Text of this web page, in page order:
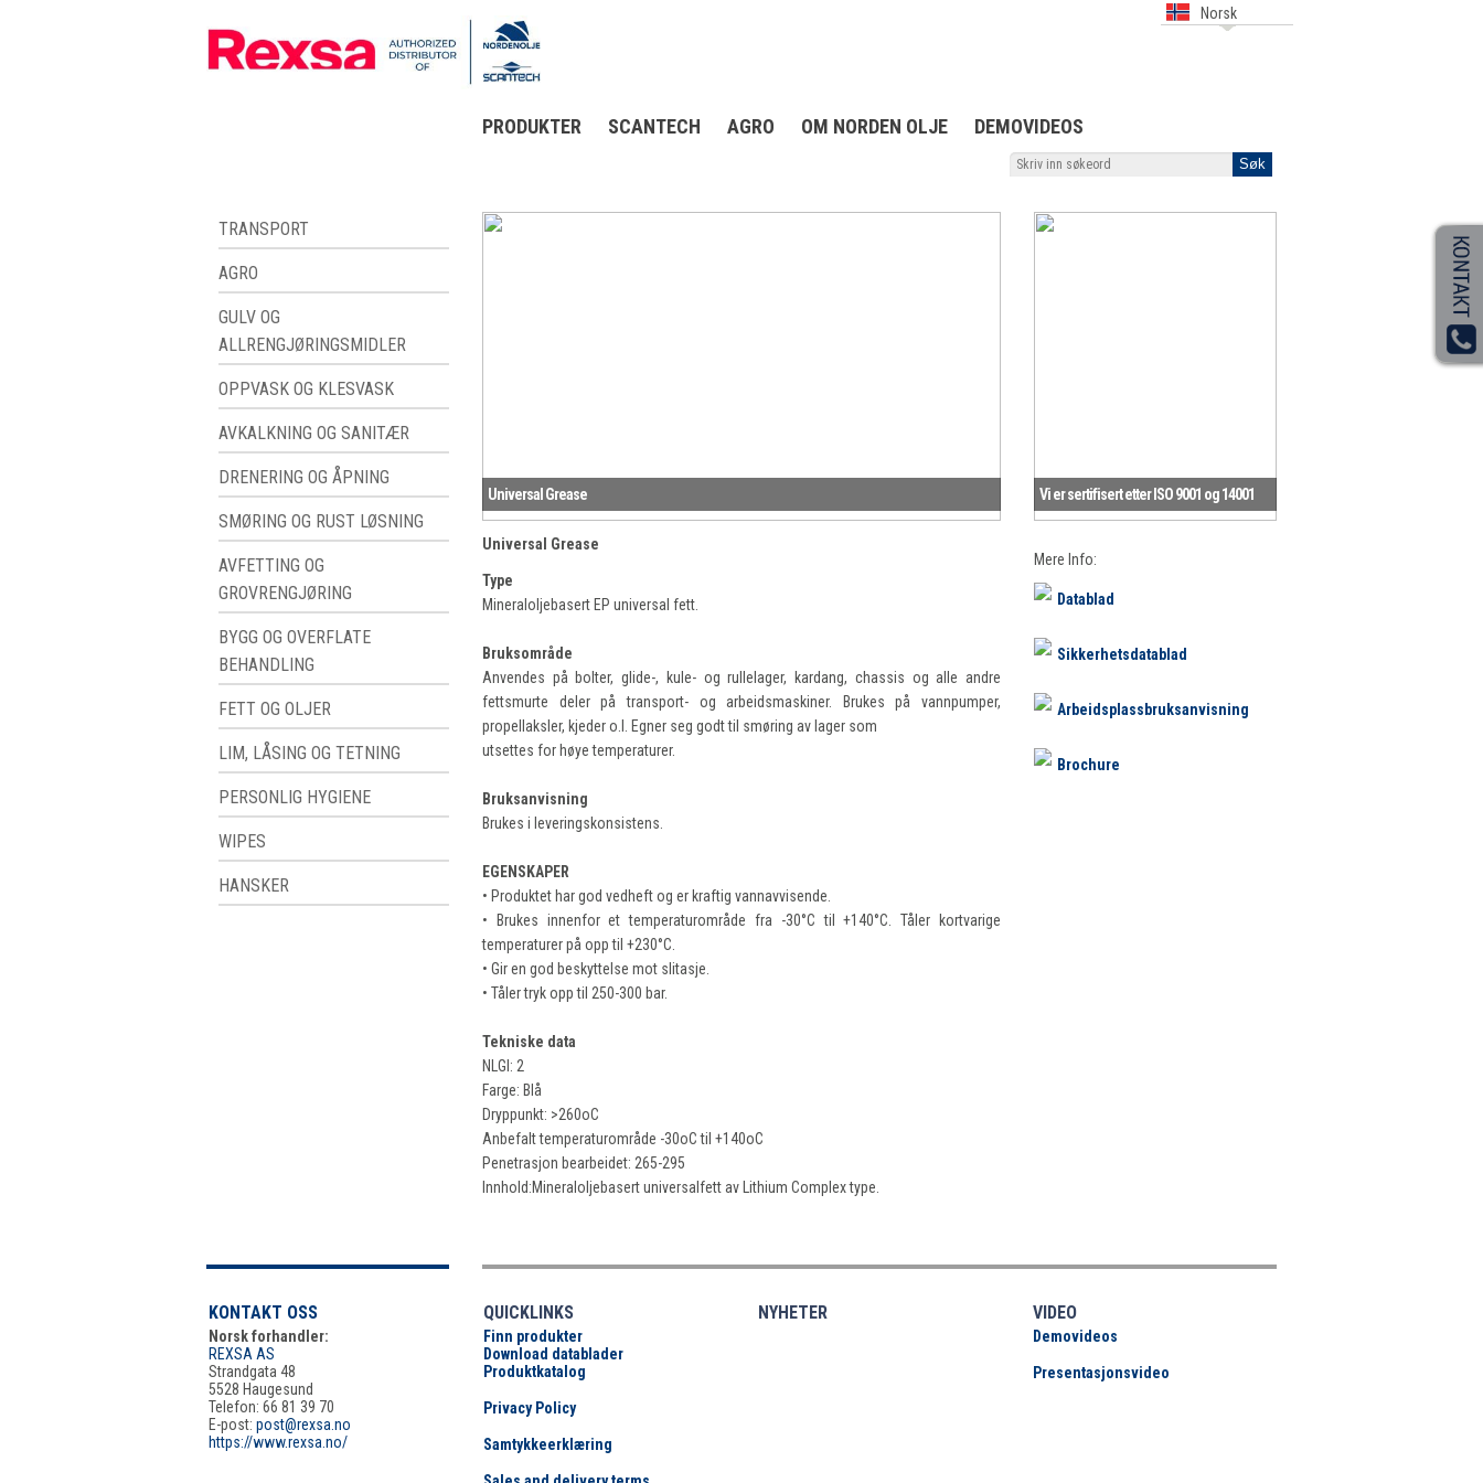
Norsk
PRODUKTER SCANTECH AGRO OM NORDEN OLJE DEMOVIDEOS
TRANSPORT
AGRO
GULV OG
ALLRENGJØRINGSMIDLER
OPPVASK OG KLESVASK
AVKALKNING OG SANITÆR
DRENERING OG ÅPNING
SMØRING OG RUST LØSNING
AVFETTING OG
GROVRENGJØRING
BYGG OG OVERFLATE
BEHANDLING
FETT OG OLJER
LIM, LÅSING OG TETNING
PERSONLIG HYGIENE
WIPES
HANSKER
Universal Grease
Universal Grease
Type
Mineraloljebasert EP universal fett.
Bruksområde
Anvendes på bolter, glide-, kule- og rullelager, kardang, chassis og alle andre
fettsmurte deler på transport- og arbeidsmaskiner. Brukes på vannpumper,
propellaksler, kjeder o.l. Egner seg godt til smøring av lager som
utsettes for høye temperaturer.
Bruksanvisning
Brukes i leveringskonsistens.
EGENSKAPER
• Produktet har god vedheft og er kraftig vannavvisende.
• Brukes innenfor et temperaturområde fra -30°C til +140°C. Tåler kortvarige
temperaturer på opp til +230°C.
• Gir en god beskyttelse mot slitasje.
• Tåler tryk opp til 250-300 bar.
Tekniske data
NLGI: 2
Farge: Blå
Dryppunkt: >260oC
Anbefalt temperaturområde -30oC til +140oC
Penetrasjon bearbeidet: 265-295
Innhold:Mineraloljebasert universalfett av Lithium Complex type.
Vi er sertifisert etter ISO 9001 og 14001
Mere Info:
Datablad
Sikkerhetsdatablad
Arbeidsplassbruksanvisning
Brochure
KONTAKT OSS
Norsk forhandler:
REXSA AS
Strandgata 48
5528 Haugesund
Telefon: 66 81 39 70
E-post: post@rexsa.no
https://www.rexsa.no/
QUICKLINKS
Finn produkter
Download datablader
Produktkatalog
Privacy Policy
Samtykkeerklæring
NYHETER VIDEO
Demovideos
Presentasjonsvideo